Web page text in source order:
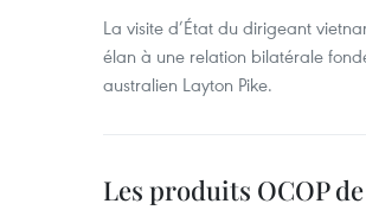
La visite d’État du dirigeant
élan à une relation bilatérale
australien Layton Pike.
Les produits OCOP